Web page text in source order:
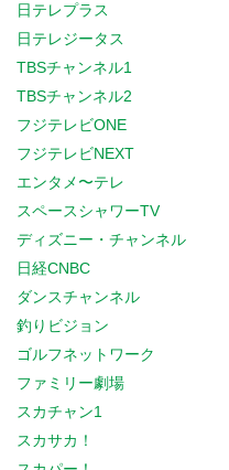
日テレプラス
日テレジータス
TBSチャンネル1
TBSチャンネル2
フジテレビONE
フジテレビNEXT
エンタメ〜テレ
スペースシャワーTV
ディズニー・チャンネル
日経CNBC
ダンスチャンネル
釣りビジョン
ゴルフネットワーク
ファミリー劇場
スカチャン1
スカサカ！